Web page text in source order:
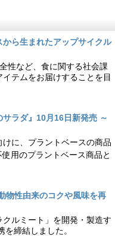
ら生まれたアップサイクル
性など、食に関する社会課
テムをお届けすることを目
ラダ』10月16日新発売 ～
に、プラントベースの商品
用のプラントベース商品と
物性由来のコクや風味を再
ルミート」を開発・製造す
締結しました。